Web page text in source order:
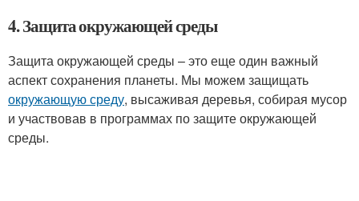
4. Защита окружающей среды
Защита окружающей среды – это еще один важный
аспект сохранения планеты. Мы можем защищать
окружающую среду, высаживая деревья, собирая мусор
и участвовав в программах по защите окружающей
среды.